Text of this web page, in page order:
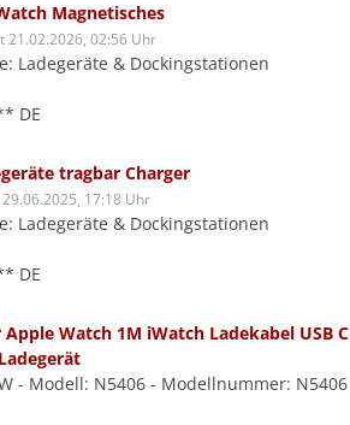
Magnetisches
21.02.2026, 02:56 Uhr
Ladegeräte & Dockingstationen
DE
tragbar Charger
17:18 Uhr
Ladegeräte & Dockingstationen
DE
Watch 1M iWatch Ladekabel USB C
- Modell: N5406 - Modellnummer: N5406